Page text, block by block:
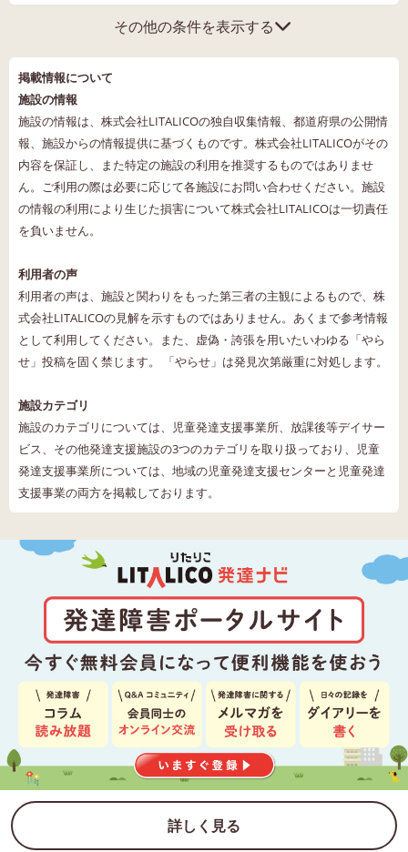
その他の条件を表示する
掲載情報について
施設の情報
施設の情報は、株式会社LITALICOの独自収集情報、都道府県の公開情
報、施設からの情報提供に基づくものです。株式会社LITALICOがその
内容を保証し、また特定の施設の利用を推奨するものではありませ
ん。ご利用の際は必要に応じて各施設にお問い合わせください。施設
の情報の利用により生じた損害について株式会社LITALICOは一切責任
を負いません。
利用者の声
利用者の声は、施設と関わりをもった第三者の主観によるもので、株
式会社LITALICOの見解を示すものではありません。あくまで参考情報
として利用してください。また、虚偽・誇張を用いたいわゆる「やら
せ」投稿を固く禁じます。 「やらせ」は発見次第厳重に対処します。
施設カテゴリ
施設のカテゴリについては、児童発達支援事業所、放課後等デイサー
ビス、その他発達支援施設の3つのカテゴリを取り扱っており、児童
発達支援事業所については、地域の児童発達支援センターと児童発達
支援事業の両方を掲載しております。
詳しく見る